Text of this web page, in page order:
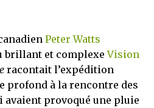
Peter Watts
brillant et complexeVision
racontait l’expédition
profond à la rencontre des
provoqué une pluie